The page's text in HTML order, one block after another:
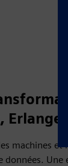
machines
données.